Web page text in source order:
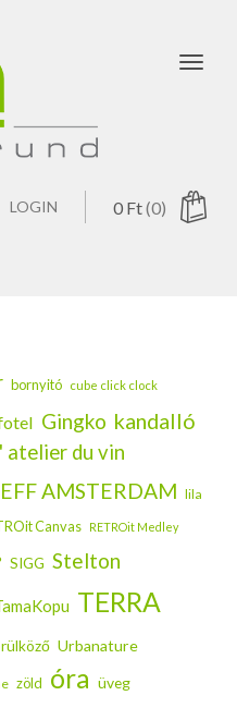
0 Ft(0)
LOGIN
bornyitó cube click clock
Gingko kandalló
atelier du vin
AMSTERDAM lila
Canvas RETROit Medley
SIGG Stelton
TERRA
Urbanature
zöld óra üveg